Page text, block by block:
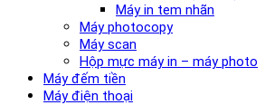
Máy in tem nhãn
Máy photocopy
Máy scan
Hộp mực máy in – máy photo
Máy đếm tiền
Máy điện thoại